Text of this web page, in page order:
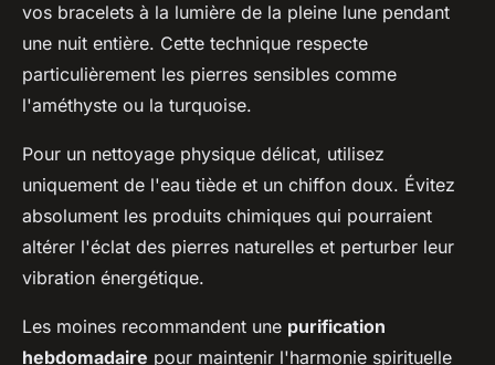
vos bracelets à la lumière de la pleine lune pendant
une nuit entière. Cette technique respecte
particulièrement les pierres sensibles comme
l'améthyste ou la turquoise.
Pour un nettoyage physique délicat, utilisez
uniquement de l'eau tiède et un chiffon doux. Évitez
absolument les produits chimiques qui pourraient
altérer l'éclat des pierres naturelles et perturber leur
vibration énergétique.
Les moines recommandent une purification
hebdomadaire pour maintenir l'harmonie spirituelle